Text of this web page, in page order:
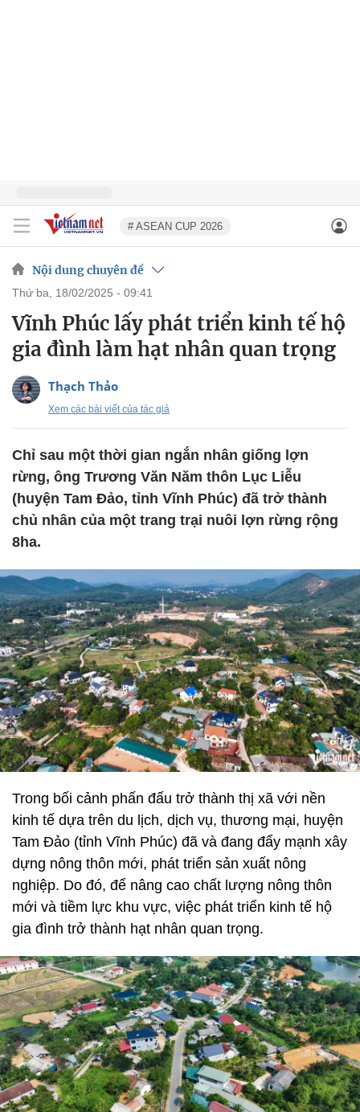
# ASEAN CUP 2026
Nội dung chuyên đề
thứ ba, 18/02/2025 - 09:41
Vĩnh Phúc lấy phát triển kinh tế hộ
gia đình làm hạt nhân quan trọng
Thạch Thảo
Xem các bài viết của tác giả
Chỉ sau một thời gian ngắn nhân giống lợn
rừng, ông Trương Văn Năm thôn Lục Liễu
(huyện Tam Đảo, tỉnh Vĩnh Phúc) đã trở thành
chủ nhân của một trang trại nuôi lợn rừng rộng
8ha.
Trong bối cảnh phấn đấu trở thành thị xã với nền
kinh tế dựa trên du lịch, dịch vụ, thương mại, huyện
Tam Đảo (tỉnh Vĩnh Phúc) đã và đang đẩy mạnh xây
dựng nông thôn mới, phát triển sản xuất nông
nghiệp. Do đó, để nâng cao chất lượng nông thôn
mới và tiềm lực khu vực, việc phát triển kinh tế hộ
gia đình trở thành hạt nhân quan trọng.